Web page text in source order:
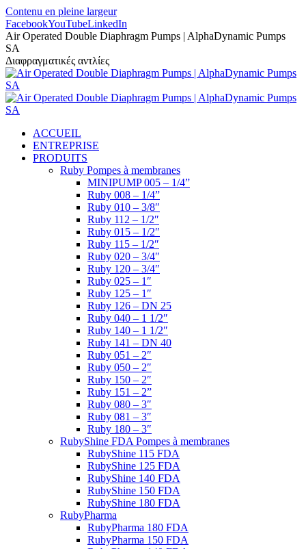
Contenu en pleine largeur
FacebookYouTubeLinkedIn
Air Operated Double Diaphragm Pumps | AlphaDynamic Pumps
SA
Διαφραγματικές αντλίες
ACCUEIL
ENTREPRISE
PRODUITS
Ruby Pompes à membranes
MINIPUMP 005 – 1/4”
Ruby 008 – 1/4”
Ruby 010 – 3/8″
Ruby 112 – 1/2″
Ruby 015 – 1/2″
Ruby 115 – 1/2″
Ruby 020 – 3/4″
Ruby 120 – 3/4″
Ruby 025 – 1″
Ruby 125 – 1″
Ruby 126 – DN 25
Ruby 040 – 1 1/2″
Ruby 140 – 1 1/2″
Ruby 141 – DN 40
Ruby 051 – 2″
Ruby 050 – 2″
Ruby 150 – 2″
Ruby 151 – 2”
Ruby 080 – 3″
Ruby 081 – 3″
Ruby 180 – 3″
RubyShine FDA Pompes à membranes
RubyShine 115 FDA
RubyShine 125 FDA
RubyShine 140 FDA
RubyShine 150 FDA
RubyShine 180 FDA
RubyPharma
RubyPharma 180 FDA
RubyPharma 150 FDA